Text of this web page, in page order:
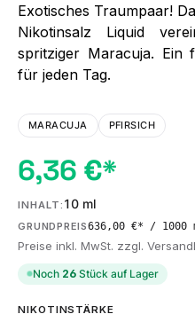
Exotisches Traumpaar!
Nikotinsalz Liquid
spritziger Maracuja. Ein
für jeden Tag.
MARACUJA PFIRSICH
6,36 €*
INHALT: 10 ml
GRUNDPREIS636,00 €* / 1000
Preise inkl. MwSt. zzgl.
Noch 26 Stück auf Lager
NIKOTINSTÄRKE